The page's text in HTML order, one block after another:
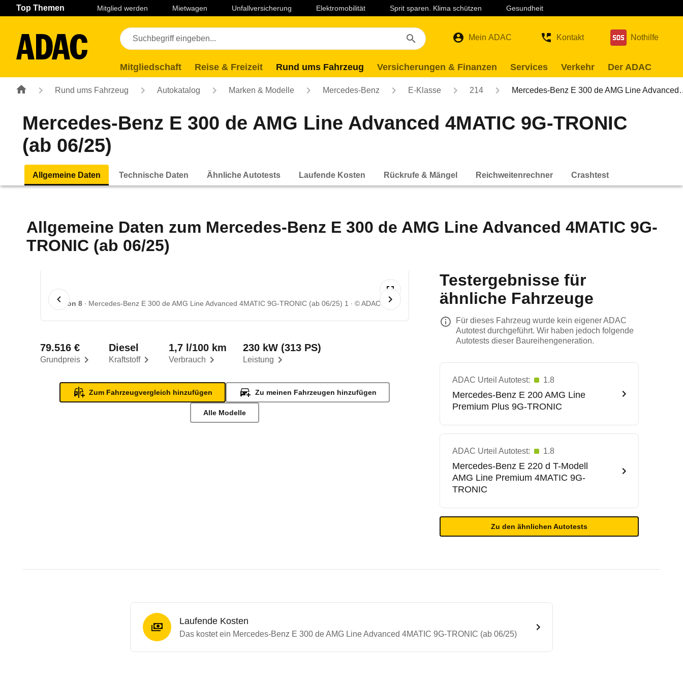
Navigation Seiteninhalt Fußzeile
Top Themen Mitglied werden Mietwagen Unfallversicherung Elektromobilität Sprit sparen. Klima schützen Gesundheit
Mein ADAC Kontakt Nothilfe
Mitgliedschaft Reise & Freizeit Rund ums Fahrzeug Versicherungen & Finanzen Services Verkehr Der ADAC
Rund ums Fahrzeug Autokatalog Marken & Modelle Mercedes-Benz E-Klasse 214 Mercedes-Benz E 300 de AMG Line
Mercedes-Benz E 300 de AMG Line Advanced 4MATIC 9G-TRONIC
(ab 06/25)
Allgemeine Daten Technische Daten Ähnliche Autotests Laufende Kosten Rückrufe & Mängel Reichweitenrechner Crashtest
Allgemeine Daten zum Mercedes-Benz E 300 de AMG Line Advanced 4MATIC 9G-
TRONIC (ab 06/25)
1 von 8 Mercedes-Benz E 300 de AMG Line Advanced 4MATIC 9G-TRONIC (ab 06/25) 1 © ADAC
Grundpreis
79.516 €
Kraftstoff
Diesel
Verbrauch
1,7 l/100 km
Leistung
230 kW (313 PS)
Zum Fahrzeugvergleich hinzufügen Zu meinen Fahrzeugen hinzufügen
Alle Modelle
Testergebnisse für
ähnliche Fahrzeuge
Für dieses Fahrzeug wurde kein eigener ADAC
Autotest durchgeführt. Wir haben jedoch folgende
Autotests dieser Baureihengeneration.
ADAC Urteil Autotest: 1.8
Mercedes-Benz E 200 AMG Line
Premium Plus 9G-TRONIC
ADAC Urteil Autotest: 1.8
Mercedes-Benz E 220 d T-Modell
AMG Line Premium 4MATIC 9G-
TRONIC
Zu den ähnlichen Autotests
Laufende Kosten
Das kostet ein Mercedes-Benz E 300 de AMG Line Advanced 4MATIC 9G-TRONIC (ab 06/25)